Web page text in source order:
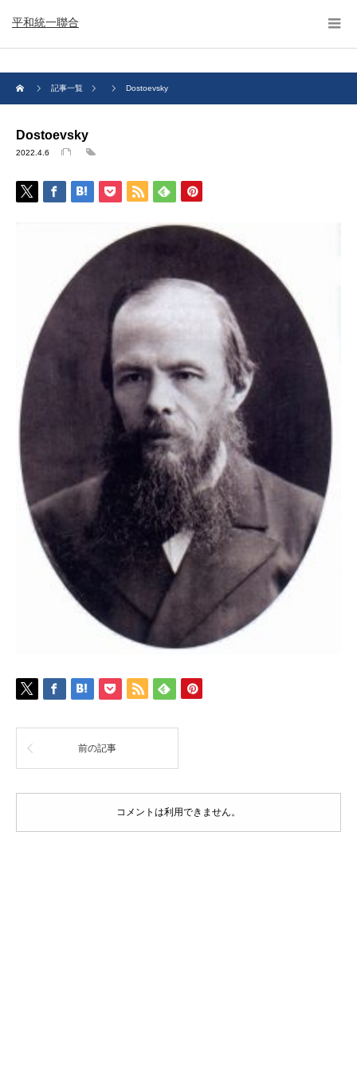
平和統一聯合
記事一覧 Dostoevsky
Dostoevsky
2022.4.6
前の記事
コメントは利用できません。